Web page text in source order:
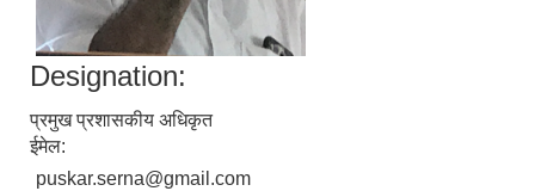
Designation:
प्रमुख प्रशासकीय अधिकृत
ईमेल:
puskar.serna@gmail.com